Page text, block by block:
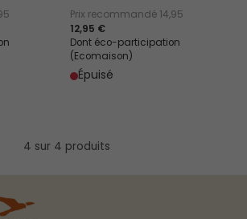
Prix recommandé 14,95
12,95 €
Dont éco-participation
(Ecomaison)
Épuisé
4 sur 4 produits